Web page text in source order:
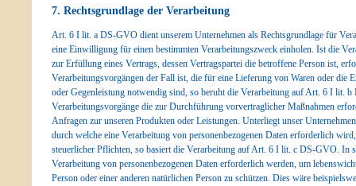
7. Rechtsgrundlage der Verarbeitung
Art. 6 I lit. a DS-GVO dient unserem Unternehmen als Rechtsgrundlage für
eine Einwilligung für einen bestimmten Verarbeitungszweck einholen. Ist die
zur Erfüllung eines Vertrags, dessen Vertragspartei die betroffene Person ist,
Verarbeitungsvorgängen der Fall ist, die für eine Lieferung von Waren oder die
oder Gegenleistung notwendig sind, so beruht die Verarbeitung auf Art. 6 I lit.
Verarbeitungsvorgänge die zur Durchführung vorvertraglicher Maßnahmen
Anfragen zur unseren Produkten oder Leistungen. Unterliegt unser
durch welche eine Verarbeitung von personenbezogenen Daten erforderlich
steuerlicher Pflichten, so basiert die Verarbeitung auf Art. 6 I lit. c DS-GVO. In
Verarbeitung von personenbezogenen Daten erforderlich werden, um
Person oder einer anderen natürlichen Person zu schützen. Dies wäre